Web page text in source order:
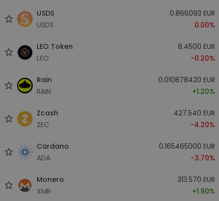
USDS
USDS
0.866093 EUR
0.00%
LEO Token
LEO
8.4500 EUR
-0.20%
Rain
RAIN
0.010878420 EUR
+1.20%
Zcash
ZEC
427.540 EUR
-4.20%
Cardano
ADA
0.165465000 EUR
-3.70%
Monero
XMR
313.570 EUR
+1.90%